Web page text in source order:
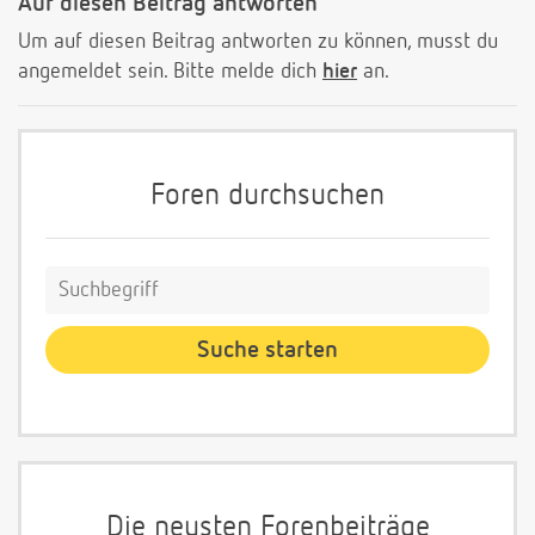
Um auf diesen Beitrag antworten zu können, musst du
angemeldet sein. Bitte melde dich hier an.
Foren durchsuchen
Die neusten Forenbeiträge